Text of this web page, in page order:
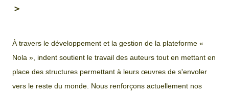
＞
À travers le développement et la gestion de la plateforme «
Nola », indent soutient le travail des auteurs tout en mettant en
place des structures permettant à leurs œuvres de s'envoler
vers le reste du monde. Nous renforçons actuellement nos